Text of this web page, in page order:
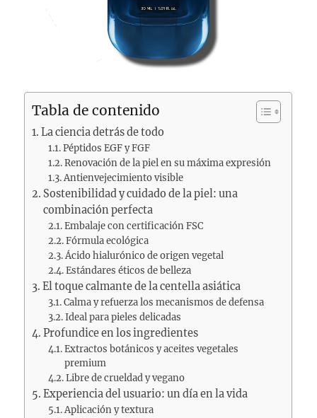
Tabla de contenido
La ciencia detrás de todo
Péptidos EGF y FGF
Renovación de la piel en su máxima expresión
Antienvejecimiento visible
Sostenibilidad y cuidado de la piel: una
combinación perfecta
Embalaje con certificación FSC
Fórmula ecológica
Ácido hialurónico de origen vegetal
Estándares éticos de belleza
El toque calmante de la centella asiática
Calma y refuerza los mecanismos de defensa
Ideal para pieles delicadas
Profundice en los ingredientes
Extractos botánicos y aceites vegetales
premium
Libre de crueldad y vegano
Experiencia del usuario: un día en la vida
Aplicación y textura